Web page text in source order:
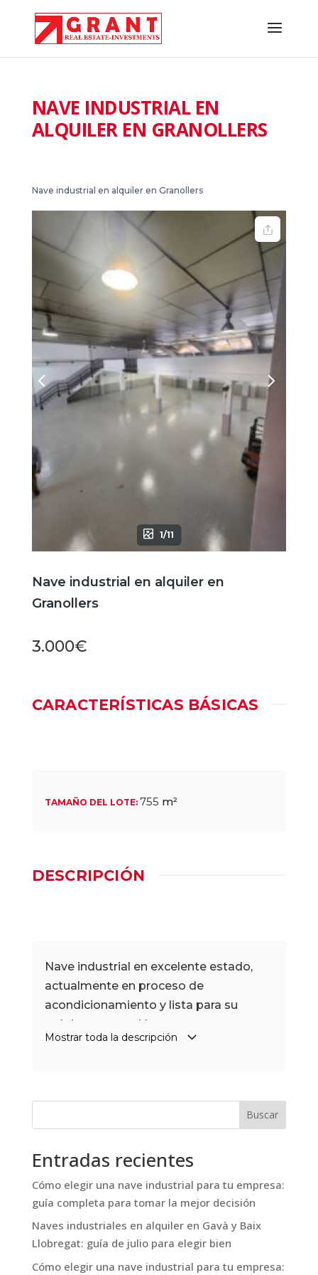
NAVE INDUSTRIAL EN
ALQUILER EN GRANOLLERS
Nave industrial en alquiler en Granollers
1/11
Nave industrial en alquiler en
Granollers
3.000€
CARACTERÍSTICAS BÁSICAS
TAMAÑO DEL LOTE: 755 m²
DESCRIPCIÓN
Nave industrial en excelente estado,
actualmente en proceso de
acondicionamiento y lista para su
próxima ocupación.
altillo de 145 m2,
ideal como zona de almacenaje o
ampliación del área de trabajo, y 100
m2 destinados a oficinas
en 2 plantas.
La nave está equipada con puerta TIR
dos accesos peatonales
Mostrar toda la descripción
Buscar
Entradas recientes
Cómo elegir una nave industrial para tu empresa:
guía completa para tomar la mejor decisión
Naves industriales en alquiler en Gavà y Baix
Llobregat: guía de julio para elegir bien
Cómo elegir una nave industrial para tu empresa: